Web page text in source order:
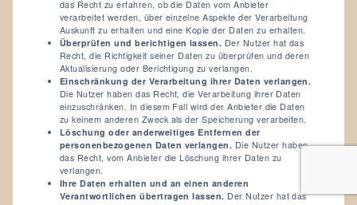
das Recht zu erfahren, ob die Daten vom Anbieter
verarbeitet werden, über einzelne Aspekte der Verarbeitung
Auskunft zu erhalten und eine Kopie der Daten zu erhalten.
Überprüfen und berichtigen lassen. Der Nutzer hat das
Recht, die Richtigkeit seiner Daten zu überprüfen und deren
Aktualisierung oder Berichtigung zu verlangen.
Einschränkung der Verarbeitung ihrer Daten verlangen.
Die Nutzer haben das Recht, die Verarbeitung ihrer Daten
einzuschränken. In diesem Fall wird der Anbieter die Daten
zu keinem anderen Zweck als der Speicherung verarbeiten.
Löschung oder anderweitiges Entfernen der
personenbezogenen Daten verlangen. Die Nutzer haben
das Recht, vom Anbieter die Löschung ihrer Daten zu
verlangen.
Ihre Daten erhalten und an einen anderen
Verantwortlichen übertragen lassen. Der Nutzer hat das